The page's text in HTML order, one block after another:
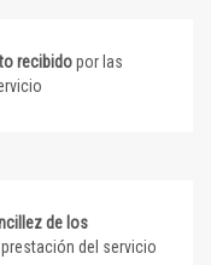
recibidopor las
de los
del servicio